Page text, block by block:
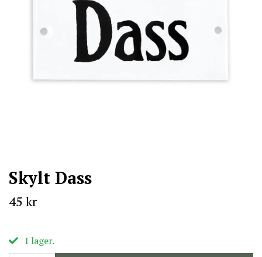
Skylt Dass
45 kr
I lager.